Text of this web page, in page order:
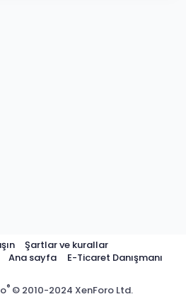
Şartlar ve kurallar
Ana sayfa E-Ticaret Danışmanı
® © 2010-2024 XenForo Ltd.